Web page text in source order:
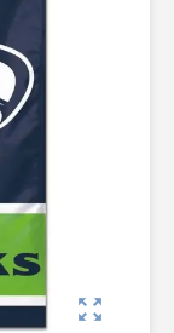
zoom_out_map